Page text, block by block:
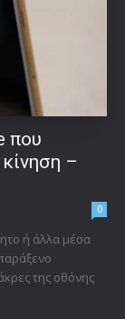
που
–
0
ή άλλα μέσα
της οθόνης